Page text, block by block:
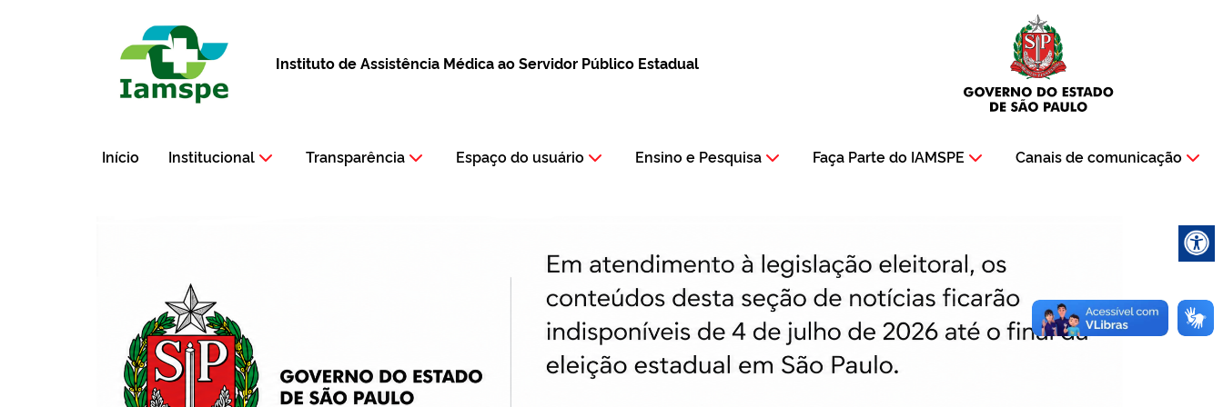
Instituto de Assistência Médica ao Servidor Público Estadual
Início Institucional Transparência Espaço do usuário Ensino e Pesquisa Faça Parte do IAMSPE Canais de comunicação